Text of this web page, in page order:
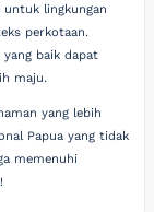
untuk lingkungan
perkotaan.
yang baik dapat
maju.
yang lebih
Papua yang tidak
memenuhi